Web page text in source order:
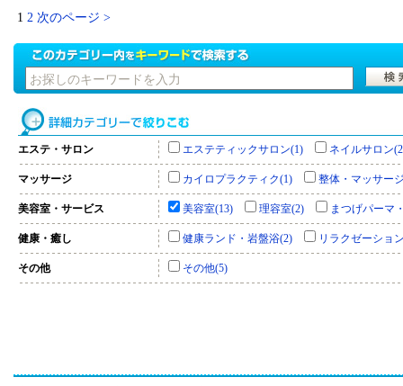
1 2 次のページ >
エステ・サロン エステティックサロン(1) ネイルサロン
マッサージ カイロプラクティク(1) 整体・マッサー
美容室・サービス 美容室(13) 理容室(2) まつげパーマ
健康・癒し 健康ランド・岩盤浴(2) リラクゼーショ
その他 その他(5)